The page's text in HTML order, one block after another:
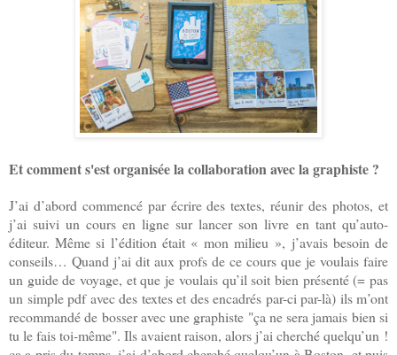
Et comment s'est organisée la collaboration avec la graphiste ?
J’ai d’abord commencé par écrire des textes, réunir des photos, et
j’ai suivi un cours en ligne sur lancer son livre en tant qu’auto-
éditeur. Même si l’édition était « mon milieu », j’avais besoin de
conseils… Quand j’ai dit aux profs de ce cours que je voulais faire
un guide de voyage, et que je voulais qu’il soit bien présenté (= pas
un simple pdf avec des textes et des encadrés par-ci par-là) ils m’ont
recommandé de bosser avec une graphiste "ça ne sera jamais bien si
tu le fais toi-même". Ils avaient raison, alors j’ai cherché quelqu’un !